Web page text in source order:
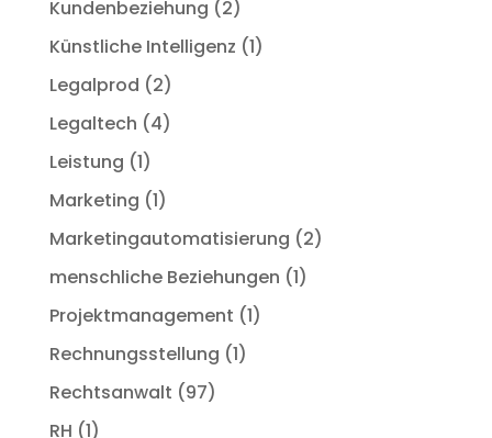
Kundenbeziehung (2)
Künstliche Intelligenz (1)
Legalprod (2)
Legaltech (4)
Leistung (1)
Marketing (1)
Marketingautomatisierung (2)
menschliche Beziehungen (1)
Projektmanagement (1)
Rechnungsstellung (1)
Rechtsanwalt (97)
RH (1)